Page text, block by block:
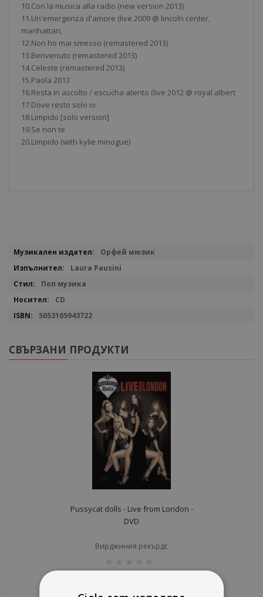
10.Con la musica alla radio (new version 2013)
11.Un'emergenza d'amore (live 2009 @ lincoln center,
manhattan,
12.Non ho mai smesso (remastered 2013)
13.Benvenuto (remastered 2013)
14.Celeste (remastered 2013)
15.Paola 2013
16.Resta in ascolto / escucha atento (live 2012 @ royal albert
17.Dove resto solo io
18.Limpido [solo version]
19.Se non te
20.Limpido (with kylie minogue)
Повече
Орфей мюзик
Laura Pausini
Поп музика
CD
5053105943722
СВЪРЗАНИ ПРОДУКТИ
Pussycat dolls - Live from London -
DVD
Вирджиния рекърдс